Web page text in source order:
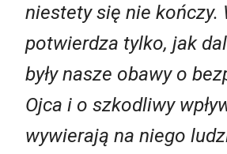
niestety się nie kończy.
potwierdza tylko, jak
były nasze obawy o
Ojca i o szkodliwy
wywierają na niego